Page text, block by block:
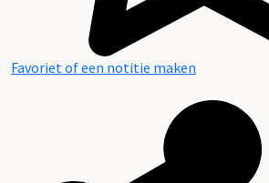
Favoriet of een notitie maken